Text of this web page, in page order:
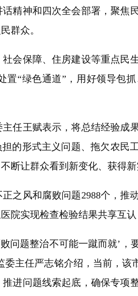
神和四次全会部署，聚焦
群众。
保障、住房建设等重点民
置“绿色通道”，用好领导包
王赋表示，将总结经验成
的形式主义问题、拖欠农民
断让群众看到新变化、获得新
风和腐败问题2988个，推
院实现检查检验结果共享互
题整治不可能一蹴而就’，
主任严志铭介绍，当前，该
进问题线索起底，确保专项